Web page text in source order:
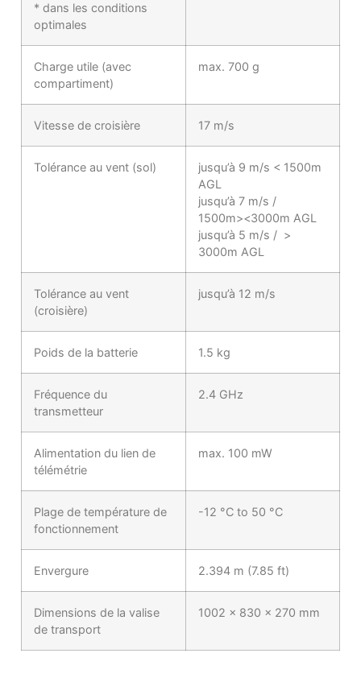
* dans les conditions
optimales
Charge utile (avec
compartiment)
max. 700 g
Vitesse de croisière 17 m/s
Tolérance au vent (sol)
jusqu’à 9 m/s < 1500m
AGL
jusqu’à 7 m/s /
1500m><3000m AGL
jusqu’à 5 m/s / >
3000m AGL
Tolérance au vent
(croisière)
jusqu’à 12 m/s
Poids de la batterie 1.5 kg
Fréquence du
transmetteur
2.4 GHz
Alimentation du lien de
télémétrie
max. 100 mW
Plage de température de
fonctionnement
-12 °C to 50 °C
Envergure 2.394 m (7.85 ft)
Dimensions de la valise
de transport
1002 x 830 x 270 mm